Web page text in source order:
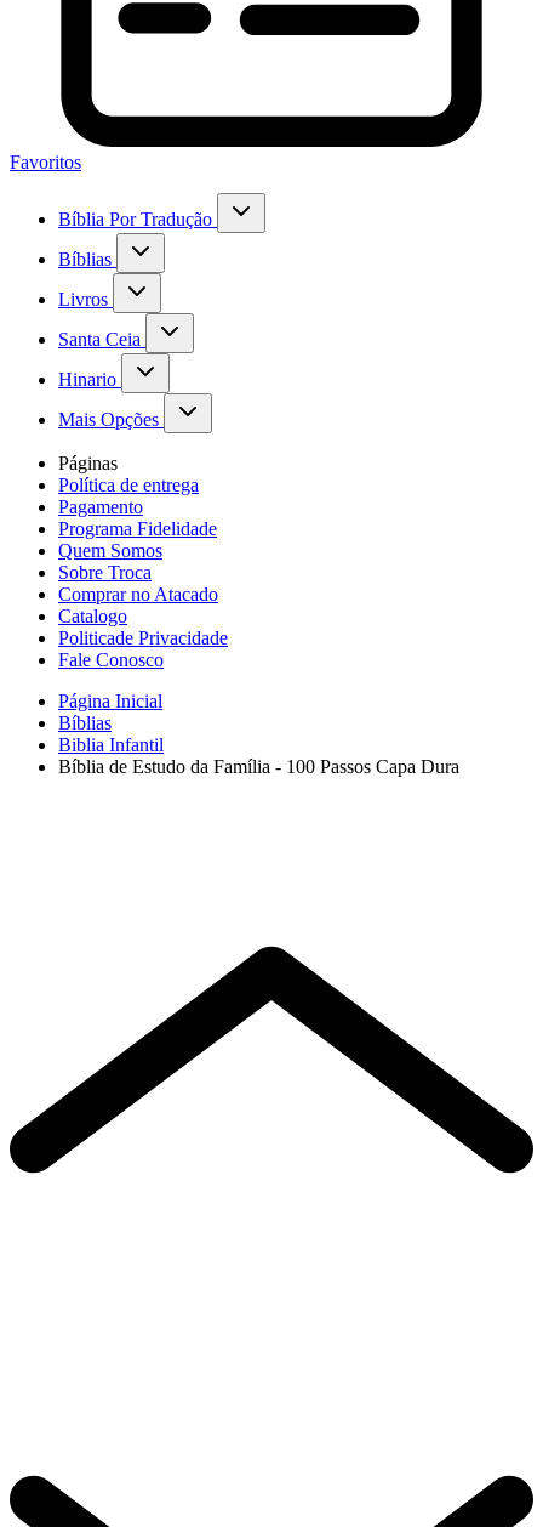
Favoritos
Bíblia Por Tradução
Bíblias
Livros
Santa Ceia
Hinario
Mais Opções
Páginas
Política de entrega
Pagamento
Programa Fidelidade
Quem Somos
Sobre Troca
Comprar no Atacado
Catalogo
Politicade Privacidade
Fale Conosco
Página Inicial
Bíblias
Biblia Infantil
Bíblia de Estudo da Família - 100 Passos Capa Dura